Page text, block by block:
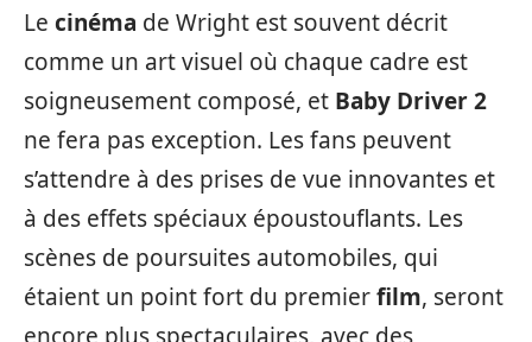
Le cinéma de Wright est souvent décrit
comme un art visuel où chaque cadre est
soigneusement composé, et Baby Driver 2
ne fera pas exception. Les fans peuvent
s’attendre à des prises de vue innovantes et
à des effets spéciaux époustouflants. Les
scènes de poursuites automobiles, qui
étaient un point fort du premierfilm, seront